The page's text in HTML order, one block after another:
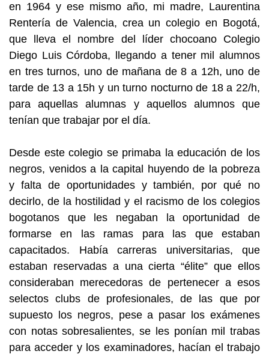
en 1964 y ese mismo año, mi madre, Laurentina
Rentería de Valencia, crea un colegio en Bogotá,
que lleva el nombre del líder chocoano Colegio
Diego Luis Córdoba, llegando a tener mil alumnos
en tres turnos, uno de mañana de 8 a 12h, uno de
tarde de 13 a 15h y un turno nocturno de 18 a 22/h,
para aquellas alumnas y aquellos alumnos que
tenían que trabajar por el día.
Desde este colegio se primaba la educación de los
negros, venidos a la capital huyendo de la pobreza
y falta de oportunidades y también, por qué no
decirlo, de la hostilidad y el racismo de los colegios
bogotanos que les negaban la oportunidad de
formarse en las ramas para las que estaban
capacitados. Había carreras universitarias, que
estaban reservadas a una cierta “élite” que ellos
consideraban merecedoras de pertenecer a esos
selectos clubs de profesionales, de las que por
supuesto los negros, pese a pasar los exámenes
con notas sobresalientes, se les ponían mil trabas
para acceder y los examinadores, hacían el trabajo